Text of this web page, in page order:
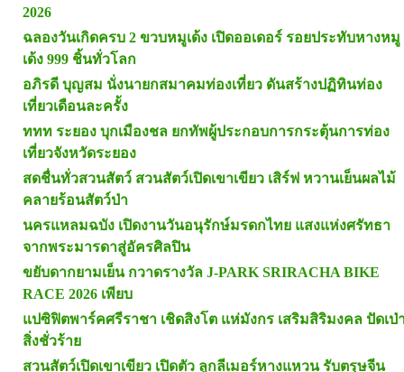
2026
ฉลองวันเกิดครบ 2 ขวบหมูเด้ง เปิดออเดอร์ รอยประทับหางหมู
เด้ง 999 ชิ้นทั่วโลก
อภิรดี บุญสม นั่งนายกสมาคมท่องเที่ยว ดันสร้างปฏิทินท่อง
เที่ยวเดือนละครั้ง
ททท ระยอง บุกเมืองชล ยกทัพผู้ประกอบการกระตุ้นการท่อง
เที่ยวจังหวัดระยอง
สดชื่นทั่วสวนสัตว์ สวนสัตว์เปิดเขาเขียว เสิร์ฟ หวานเย็นผลไม้
คลายร้อนสัตว์ป่า
นครแหลมฉบัง เปิดงานวันอนุรักษ์มรดกไทย แสงแห่งศรัทธา
จากพระมารดาสู่อัครศิลปิน
ขยับดากยามเย็น กวาดรางวัล J-PARK SRIRACHA BIKE
RACE 2026 เพียบ
แปซิฟิตพาร์คศรีราชา เชิดสิงโต แห่มังกร เสริมสิริมงคล ปัดเป่
สิ่งชั่วร้าย
สวนสัตว์เปิดเขาเขียว เปิดตัว ลูกลีเมอร์หางแหวน รับตรุษจีน